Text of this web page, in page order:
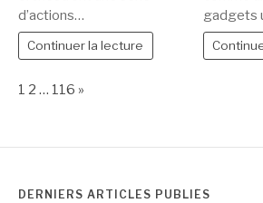
d’actions…
Continuer la lecture
gadgets
Page:
1 2 … 116 Next
»
DERNIERS ARTICLES PUBLIÉS